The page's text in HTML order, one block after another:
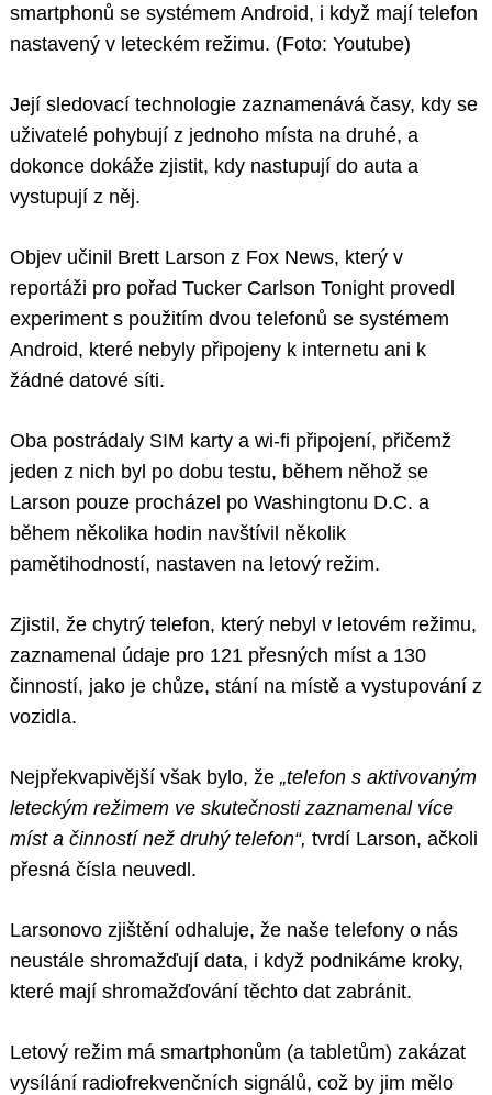
smartphonů se systémem Android, i když mají telefon
nastavený v leteckém režimu. (Foto: Youtube)
Její sledovací technologie zaznamenává časy, kdy se
uživatelé pohybují z jednoho místa na druhé, a
dokonce dokáže zjistit, kdy nastupují do auta a
vystupují z něj.
Objev učinil Brett Larson z Fox News, který v
reportáži pro pořad Tucker Carlson Tonight provedl
experiment s použitím dvou telefonů se systémem
Android, které nebyly připojeny k internetu ani k
žádné datové síti.
Oba postrádaly SIM karty a wi-fi připojení, přičemž
jeden z nich byl po dobu testu, během něhož se
Larson pouze procházel po Washingtonu D.C. a
během několika hodin navštívil několik
pamětihodností, nastaven na letový režim.
Zjistil, že chytrý telefon, který nebyl v letovém režimu,
zaznamenal údaje pro 121 přesných míst a 130
činností, jako je chůze, stání na místě a vystupování z
vozidla.
Nejpřekvapivější však bylo, že „telefon s aktivovaným
leteckým režimem ve skutečnosti zaznamenal více
míst a činností než druhý telefon“, tvrdí Larson, ačkoli
přesná čísla neuvedl.
Larsonovo zjištění odhaluje, že naše telefony o nás
neustále shromažďují data, i když podnikáme kroky,
které mají shromažďování těchto dat zabránit.
Letový režim má smartphonům (a tabletům) zakázat
vysílání radiofrekvenčních signálů, což by jim mělo